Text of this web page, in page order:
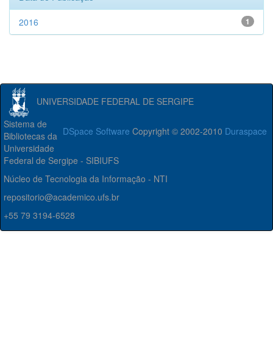
1
2016
UNIVERSIDADE FEDERAL DE SERGIPE
DSpace Software Copyright © 2002-2010 Duraspace
Sistema de
Bibliotecas da
Universidade
Federal de Sergipe - SIBIUFS
Núcleo de Tecnologia da Informação - NTI
repositorio@academico.ufs.br
+55 79 3194-6528